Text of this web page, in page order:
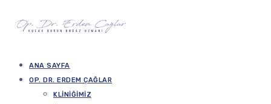
ANA SAYFA
OP. DR. ERDEM ÇAĞLAR
KLINIĞIMIZ